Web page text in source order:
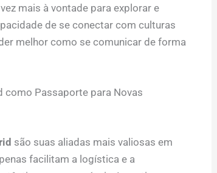
mais à vontade para explorar e
de se conectar com culturas
melhor como se comunicar de forma
como Passaporte para Novas
são suas aliadas mais valiosas em
facilitam a logística e a